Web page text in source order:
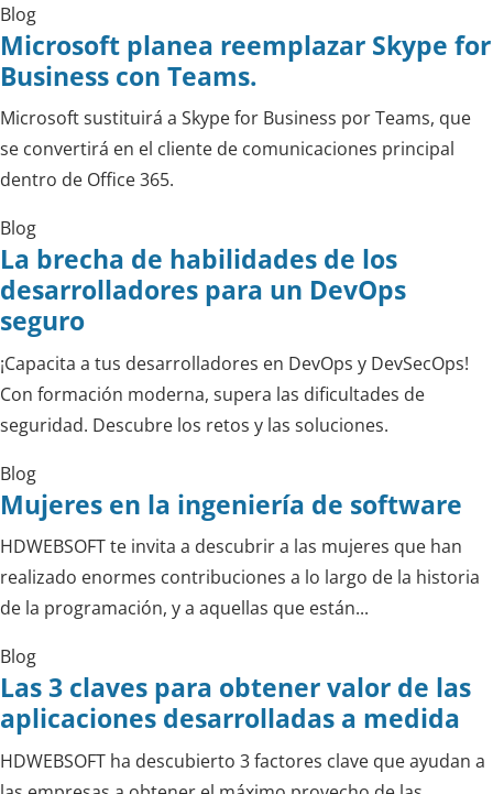
Blog
Microsoft planea reemplazar Skype for
Business con Teams.
Microsoft sustituirá a Skype for Business por Teams, que
se convertirá en el cliente de comunicaciones principal
dentro de Office 365.
Blog
La brecha de habilidades de los
desarrolladores para un DevOps
seguro
¡Capacita a tus desarrolladores en DevOps y DevSecOps!
Con formación moderna, supera las dificultades de
seguridad. Descubre los retos y las soluciones.
Blog
Mujeres en la ingeniería de software
HDWEBSOFT te invita a descubrir a las mujeres que han
realizado enormes contribuciones a lo largo de la historia
de la programación, y a aquellas que están...
Blog
Las 3 claves para obtener valor de las
aplicaciones desarrolladas a medida
HDWEBSOFT ha descubierto 3 factores clave que ayudan a